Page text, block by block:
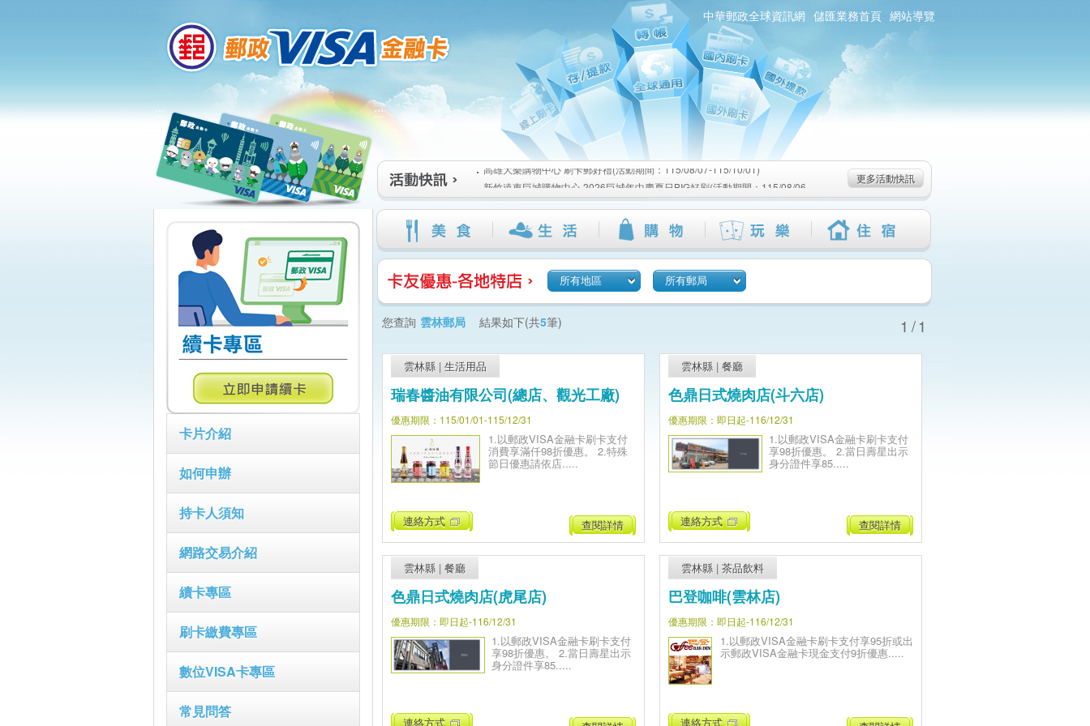
中華郵政全球資訊網 儲匯業務首頁 網站導覽
:::
卡片介紹
如何申辦
持卡人須知
網路交易介紹
續卡專區
刷卡繳費專區
數位VISA卡專區
常見問答
:::
高雄大樂購物中心 刷卡郵好禮(活動期間：115/08/07-115/10/01)
新竹遠東巨城購物中心 2026巨城年中慶夏日BIG好刷(活動期間：115/08/06-
115/08/26)
臺北三創生活 有點東西第2波 刷卡郵好禮(活動期間：115/08/06-115/09/02)
高雄大樂購物中心 刷卡郵好禮(活動期間：115/08/07-115/10/01)
新竹遠東巨城購物中心 2026巨城年中慶夏日BIG好刷(活動期間：115/08/06-
115/08/26)
臺北三創生活 有點東西第2波 刷卡郵好禮(活動期間：115/08/06-115/09/02)
更多活動快訊
所有地區 所有郵局
您查詢 雲林郵局 結果如下(共5筆) 1/1
雲林縣 | 生活用品
瑞春醬油有限公司(總店、觀光工廠)
優惠期限：115/01/01-115/12/31
1.以郵政VISA金融卡刷卡支付
消費享滿仟98折優惠。 2.特殊
節日優惠請依店.....
連絡方式 查閱詳情
雲林縣 |餐廳
色鼎日式燒肉店(斗六店)
優惠期限：即日起-116/12/31
1.以郵政VISA金融卡刷卡支付
享98折優惠。 2.當日壽星出示
身分證件享85.....
連絡方式 查閱詳情
雲林縣 | 餐廳
色鼎日式燒肉店(虎尾店)
優惠期限：即日起-116/12/31
1.以郵政VISA金融卡刷卡支付
享98折優惠。 2.當日壽星出示
身分證件享85.....
連絡方式
雲林縣 |茶品飲料
巴登咖啡(雲林店)
優惠期限：即日起-116/12/31
1.以郵政VISA金融卡刷卡支付享95折或出
示郵政VISA金融卡現金支付9折優惠.....
連絡方式